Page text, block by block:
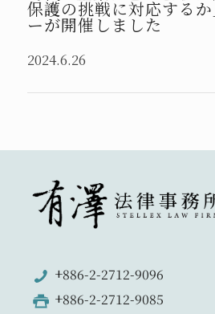
保護の挑戦に対応する
ーが開催しました
2024.6.26
+886-2-2712-9096
+886-2-2712-9085